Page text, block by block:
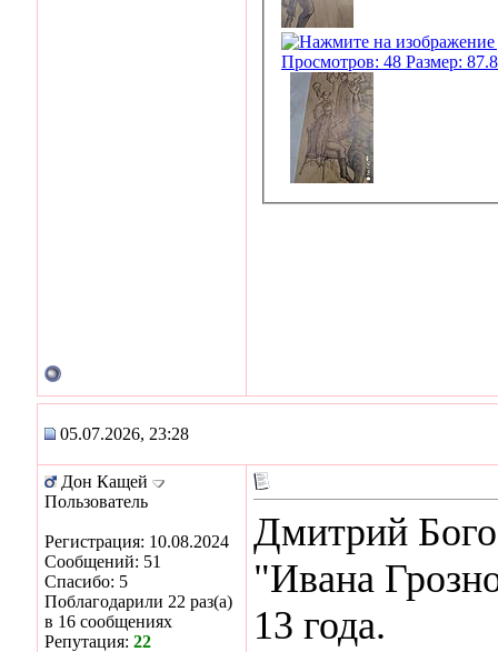
05.07.2026, 23:28
Дон Кащей
Пользователь
Регистрация: 10.08.2024
Сообщений: 51
Спасибо: 5
Поблагодарили 22 раз(а)
в 16 сообщениях
Репутация: 22
Дмитрий
"Ивана
13 года.